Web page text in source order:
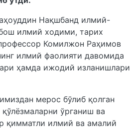
Нақшбанд илмий-
илмий ходими, тарих
Комилжон Раҳимов
илмий фаолияти давомида
ҳамда ижодий изланишлари
мерос бўлиб қолган
қўлёзмаларни ўрганиш ва
қимматли илмий ва амалий